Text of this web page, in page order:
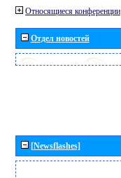
Относящиеся конференции
Отдел новостей
[Newsflashes]